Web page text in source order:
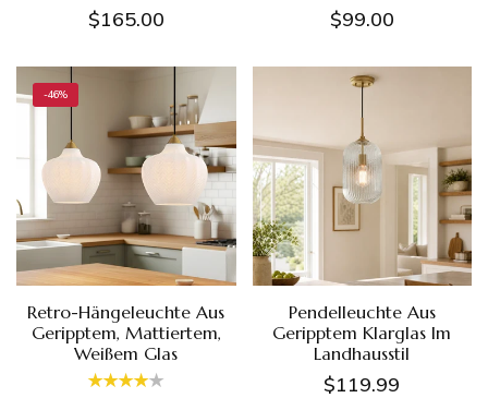
$165.00 $99.00
-46%
Retro-Hängeleuchte Aus
Geripptem, Mattiertem,
Weißem Glas
Pendelleuchte Aus
Geripptem Klarglas Im
Landhausstil
$119.99